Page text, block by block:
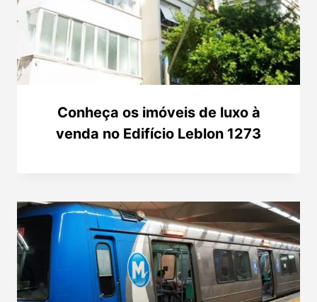
Conheça os imóveis de luxo à
venda no Edifício Leblon 1273